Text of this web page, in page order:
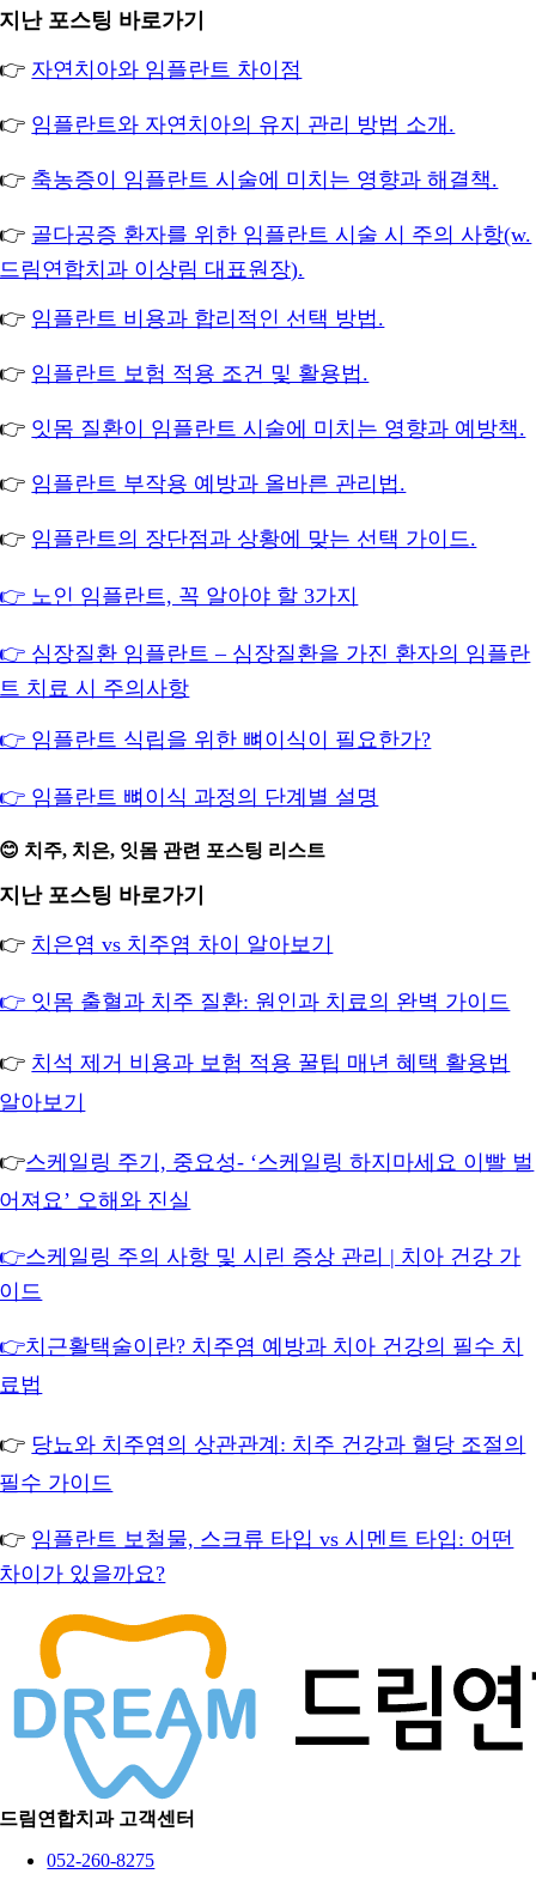
지난 포스팅 바로가기
👉 자연치아와 임플란트 차이점
👉 임플란트와 자연치아의 유지 관리 방법 소개.
👉 축농증이 임플란트 시술에 미치는 영향과 해결책.
👉 골다공증 환자를 위한 임플란트 시술 시 주의 사항(w.
드림연합치과 이상림 대표원장).
👉 임플란트 비용과 합리적인 선택 방법.
👉 임플란트 보험 적용 조건 및 활용법.
👉 잇몸 질환이 임플란트 시술에 미치는 영향과 예방책.
👉 임플란트 부작용 예방과 올바른 관리법.
👉 임플란트의 장단점과 상황에 맞는 선택 가이드.
👉 노인 임플란트, 꼭 알아야 할 3가지
👉 심장질환 임플란트 – 심장질환을 가진 환자의 임플란
트 치료 시 주의사항
👉 임플란트 식립을 위한 뼈이식이 필요한가?
👉 임플란트 뼈이식 과정의 단계별 설명
😊 치주, 치은, 잇몸 관련 포스팅 리스트
지난 포스팅 바로가기
👉 치은염 vs 치주염 차이 알아보기
👉 잇몸 출혈과 치주 질환: 원인과 치료의 완벽 가이드
👉 치석 제거 비용과 보험 적용 꿀팁 매년 혜택 활용법
알아보기
👉스케일링 주기, 중요성- ‘스케일링 하지마세요 이빨 벌
어져요’ 오해와 진실
👉스케일링 주의 사항 및 시린 증상 관리 | 치아 건강 가
이드
👉치근활택술이란? 치주염 예방과 치아 건강의 필수 치
료법
👉 당뇨와 치주염의 상관관계: 치주 건강과 혈당 조절의
필수 가이드
👉 임플란트 보철물, 스크류 타입 vs 시멘트 타입: 어떤
차이가 있을까요?
드림연합치과 고객센터
052-260-8275